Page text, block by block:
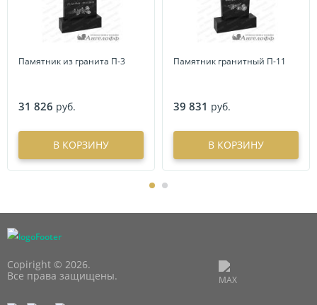
Памятник из гранита П-3
31 826 руб.
В КОРЗИНУ
Памятник гранитный П-11
39 831 руб.
В КОРЗИНУ
Copiright © 2026.
Все права защищены.